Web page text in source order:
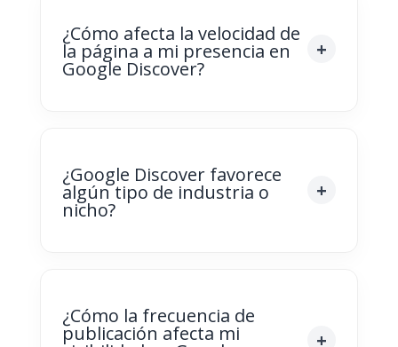
¿Cómo afecta la velocidad de
la página a mi presencia en
Google Discover?
¿Google Discover favorece
algún tipo de industria o
nicho?
¿Cómo la frecuencia de
publicación afecta mi